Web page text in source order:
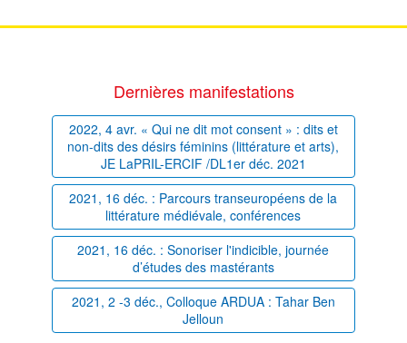
Dernières manifestations
2022, 4 avr. « Qui ne dit mot consent » : dits et
non-dits des désirs féminins (littérature et arts),
JE LaPRIL-ERCIF /DL1er déc. 2021
2021, 16 déc. : Parcours transeuropéens de la
littérature médiévale, conférences
2021, 16 déc. : Sonoriser l'indicible, journée
d’études des mastérants
2021, 2 -3 déc., Colloque ARDUA : Tahar Ben
Jelloun